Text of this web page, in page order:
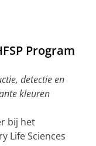
Program
detectie en
kleuren
bij het
Life Sciences